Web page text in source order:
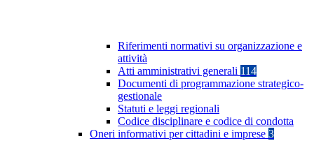
Riferimenti normativi su organizzazione e
attività
Atti amministrativi generali 114
Documenti di programmazione strategico-
gestionale
Statuti e leggi regionali
Codice disciplinare e codice di condotta
Oneri informativi per cittadini e imprese 3